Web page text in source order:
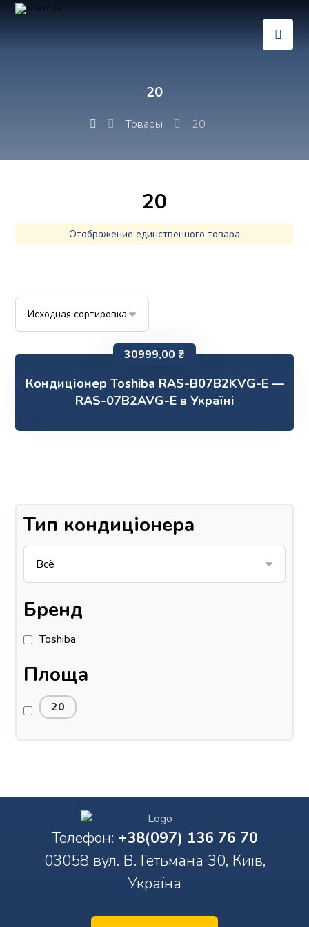
20
Товары 20
20
Отображение единственного товара
Кондиціонер Toshiba RAS-B07B2KVG-E —
RAS-07B2AVG-E в Україні
30999,00 ₴
Тип кондиціонера
Бренд
Toshiba
Площа
20
Телефон: +38(097) 136 76 70
03058 вул. В. Гетьмана 30, Київ,
Україна